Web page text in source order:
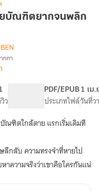
ยบัณฑิตยากจนพลิก
ต
น
กกา
ว
PDF/EPUB
ประเภทไฟล์
1 เม
วันที่ว
ณฑิตใกล้ตาย แรกเริ่มเดิมที
กลับ ความทรงจำที่หายไป